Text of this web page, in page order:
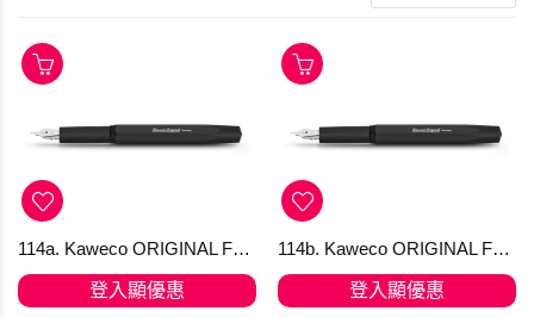
114a. Kaweco ORIGINAL Fountain Pen 060 Black Chrome EF nib (只限1支) + 送吸墨器 寄順豐免運
登入顯優惠
114b. Kaweco ORIGINAL Fountain Pen 060 Black Chrome F nib 「震撼價」(只限1支) 旺角倉每週六發貨一次！ 寄順豐免運
登入顯優惠